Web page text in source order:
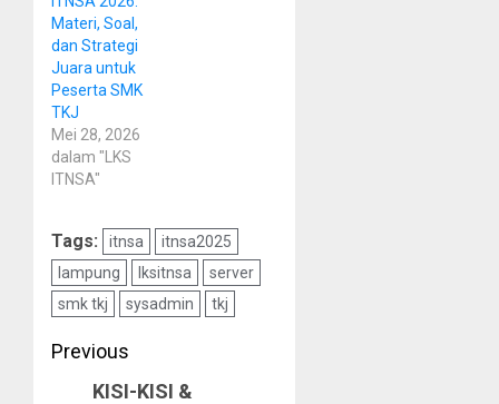
Materi, Soal,
dan Strategi
Juara untuk
Peserta SMK
TKJ
Mei 28, 2026
dalam "LKS
ITNSA"
Tags: itnsa
itnsa2025
lampung
lksitnsa
server
smk tkj
sysadmin tkj
Post
Previous
PreviousKISI-KISI &